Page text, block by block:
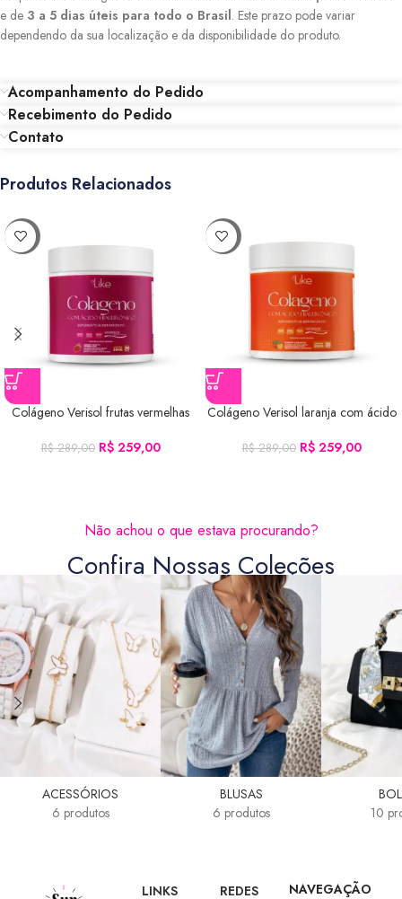
e de 3 a 5 dias úteis para todo o Brasil. Este prazo pode variar
dependendo da sua localização e da disponibilidade do produto.
Acompanhamento do Pedido
Recebimento do Pedido
Contato
Produtos Relacionados
-10%
Colágeno Verisol frutas vermelhas
R$289,00 R$259,00
-10%
Colágeno Verisol laranja com ácido
R$289,00 R$259,00
Não achou o que estava procurando?
Confira Nossas Coleções
ACESSÓRIOS
6 produtos
BLUSAS
6 produtos
10
LINKS
REDES
NAVEGAÇÃO